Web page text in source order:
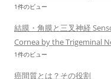
1件のビュー
結膜・角膜と三叉神経
Cornea by the Trigeminal
1件のビュー
癌間質とは？その役割